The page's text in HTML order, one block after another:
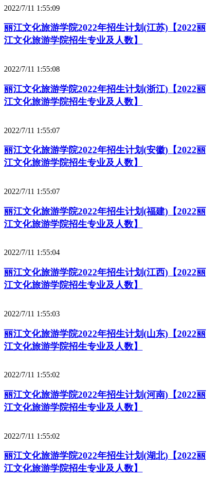
2022/7/11 1:55:09
丽江文化旅游学院2022年招生计划(江苏)【2022丽
江文化旅游学院招生专业及人数】
2022/7/11 1:55:08
丽江文化旅游学院2022年招生计划(浙江)【2022丽
江文化旅游学院招生专业及人数】
2022/7/11 1:55:07
丽江文化旅游学院2022年招生计划(安徽)【2022丽
江文化旅游学院招生专业及人数】
2022/7/11 1:55:07
丽江文化旅游学院2022年招生计划(福建)【2022丽
江文化旅游学院招生专业及人数】
2022/7/11 1:55:04
丽江文化旅游学院2022年招生计划(江西)【2022丽
江文化旅游学院招生专业及人数】
2022/7/11 1:55:03
丽江文化旅游学院2022年招生计划(山东)【2022丽
江文化旅游学院招生专业及人数】
2022/7/11 1:55:02
丽江文化旅游学院2022年招生计划(河南)【2022丽
江文化旅游学院招生专业及人数】
2022/7/11 1:55:02
丽江文化旅游学院2022年招生计划(湖北)【2022丽
江文化旅游学院招生专业及人数】